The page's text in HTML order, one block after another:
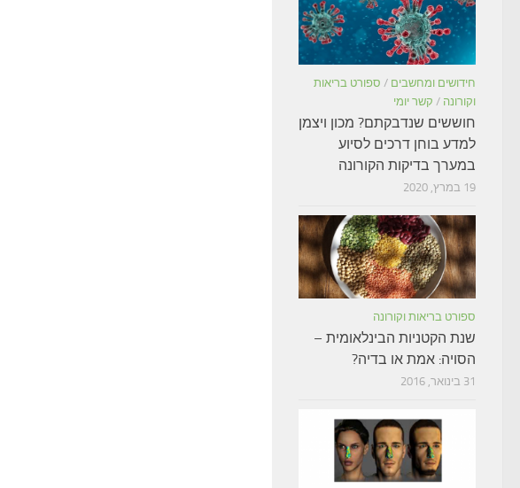
חידושים ומחשבים / ספורט בריאות
וקורונה / קשר יומי
חוששים שנדבקתם? מכון ויצמן
למדע בוחן דרכים לסיוע
במערך בדיקות הקורונה
19 במרץ, 2020
ספורט בריאות וקורונה
שנת הקטניות הבינלאומית –
הסויה: אמת או בדיה?
31 בינואר, 2016